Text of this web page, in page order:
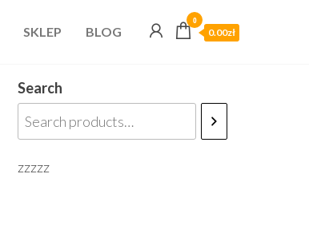
SKLEP BLOG
0
0.00zł
Search
zzzzz